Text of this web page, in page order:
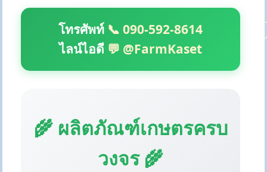
โทรศัพท์ 📞 090-592-8614
ไลน์ไอดี 💬 @FarmKaset
🌾 ผลิตภัณฑ์เกษตรครบ
วงจร 🌾